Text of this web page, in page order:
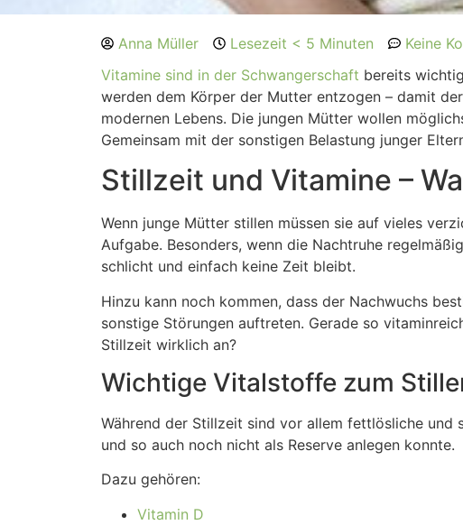
Anna Müller Lesezeit < 5 Minuten
Keine
Vitamine sind in der Schwangerschaft bereits
werden dem Körper der Mutter entzogen – damit
modernen Lebens. Die jungen Mütter wollen
Gemeinsam mit der sonstigen Belastung junger
Stillzeit und Vitamine –
Wenn junge Mütter stillen müssen sie auf vieles
Aufgabe. Besonders, wenn die Nachtruhe
schlicht und einfach keine Zeit bleibt.
Hinzu kann noch kommen, dass der Nachwuchs
sonstige Störungen auftreten. Gerade so
Stillzeit wirklich an?
Wichtige Vitalstoffe zum
Während der Stillzeit sind vor allem fettlösliche und
und so auch noch nicht als Reserve anlegen konnte.
Dazu gehören:
Vitamin D